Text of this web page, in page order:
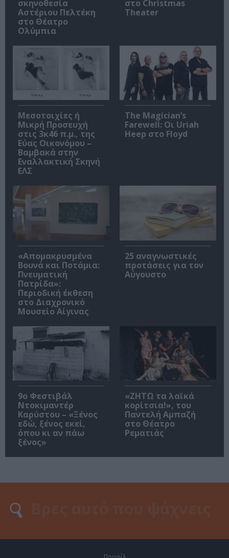
σκηνοθεσία
Αστέριου Πελτέκη
στο Θέατρο
Ολύμπια
στο Christmas
Theater
Μεσοτοιχίες ή
Μικρή Προσευχή
στις 3κ46 π.μ., της
Εύας Οικονόμου –
Βαμβακά στην
Εναλλακτική Σκηνή
ΕΛΣ
The Magician’s
Farewell: Οι Uriah
Heep στο Floyd
«Απομακρυσμένα
Βουνά και Ποτάμια:
Πνευματική
Πατρίδα»:
Περιοδική έκθεση
στο Διαχρονικό
Μουσείο Αίγινας
25 αναγνωστικές
προτάσεις για τον
Αύγουστο
9ο Φεστιβάλ
Ντοκιμαντέρ
Καρύστου – «Ξένος
εδώ, ξένος εκεί,
όπου κι αν πάω
ξένος»
«ΖΗΤΩ τα λαϊκά
κορίτσια!», του
Παντελή Αμπαζή
στο Θέατρο
Ρεματιάς